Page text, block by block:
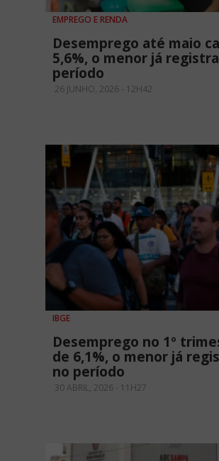
EMPREGO E RENDA
Desemprego até maio
5,6%, o menor já
período
26 JUNHO, 2026 - 12H42
IBGE
Desemprego no 1º
de 6,1%, o menor já
no período
30 ABRIL, 2026 - 11H27